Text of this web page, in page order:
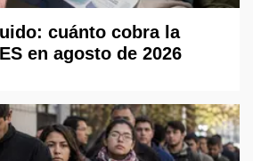
cuánto cobra la
en agosto de 2026